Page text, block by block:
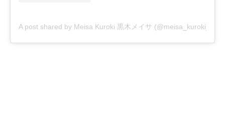
A post shared by Meisa Kuroki 黒木メイサ (@meisa_kuroki_)